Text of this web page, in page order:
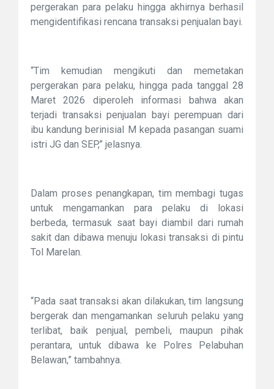
pergerakan para pelaku hingga akhirnya berhasil
mengidentifikasi rencana transaksi penjualan bayi.
“Tim kemudian mengikuti dan memetakan
pergerakan para pelaku, hingga pada tanggal 28
Maret 2026 diperoleh informasi bahwa akan
terjadi transaksi penjualan bayi perempuan dari
ibu kandung berinisial M kepada pasangan suami
istri JG dan SEP,” jelasnya.
Dalam proses penangkapan, tim membagi tugas
untuk mengamankan para pelaku di lokasi
berbeda, termasuk saat bayi diambil dari rumah
sakit dan dibawa menuju lokasi transaksi di pintu
Tol Marelan.
“Pada saat transaksi akan dilakukan, tim langsung
bergerak dan mengamankan seluruh pelaku yang
terlibat, baik penjual, pembeli, maupun pihak
perantara, untuk dibawa ke Polres Pelabuhan
Belawan,” tambahnya.